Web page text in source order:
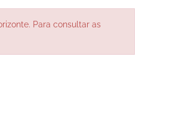
Para consultar as